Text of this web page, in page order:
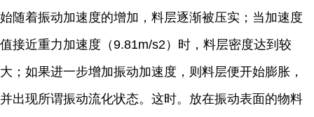
始随着振动加速度的增加，料层逐渐被压实；当加速度
值接近重力加速度（9.81m/s2）时，料层密度达到较
大；如果进一步增加振动加速度，则料层便开始膨胀，
并出现所谓振动流化状态。这时。放在振动表面的物料